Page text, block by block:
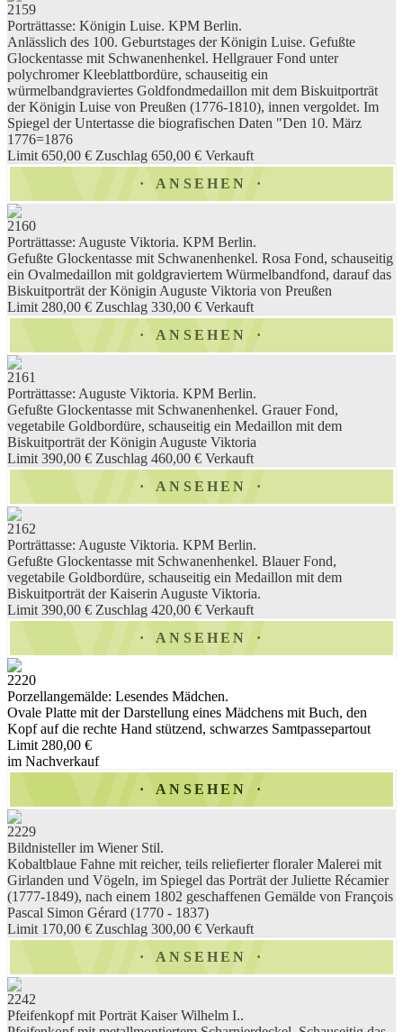
2159
Porträttasse: Königin Luise. KPM Berlin.
Anlässlich des 100. Geburtstages der Königin Luise. Gefußte
Glockentasse mit Schwanenhenkel. Hellgrauer Fond unter
polychromer Kleeblattbordüre, schauseitig ein
würmelbandgraviertes Goldfondmedaillon mit dem Biskuitporträt
der Königin Luise von Preußen (1776-1810), innen vergoldet. Im
Spiegel der Untertasse die biografischen Daten "Den 10. März
1776=1876
Limit 650,00 € Zuschlag 650,00 € Verkauft
ANSEHEN
2160
Porträttasse: Auguste Viktoria. KPM Berlin.
Gefußte Glockentasse mit Schwanenhenkel. Rosa Fond, schauseitig
ein Ovalmedaillon mit goldgraviertem Würmelbandfond, darauf das
Biskuitporträt der Königin Auguste Viktoria von Preußen
Limit 280,00 € Zuschlag 330,00 € Verkauft
ANSEHEN
2161
Porträttasse: Auguste Viktoria. KPM Berlin.
Gefußte Glockentasse mit Schwanenhenkel. Grauer Fond,
vegetabile Goldbordüre, schauseitig ein Medaillon mit dem
Biskuitporträt der Königin Auguste Viktoria
Limit 390,00 € Zuschlag 460,00 € Verkauft
ANSEHEN
2162
Porträttasse: Auguste Viktoria. KPM Berlin.
Gefußte Glockentasse mit Schwanenhenkel. Blauer Fond,
vegetabile Goldbordüre, schauseitig ein Medaillon mit dem
Biskuitporträt der Kaiserin Auguste Viktoria.
Limit 390,00 € Zuschlag 420,00 € Verkauft
ANSEHEN
2220
Porzellangemälde: Lesendes Mädchen.
Ovale Platte mit der Darstellung eines Mädchens mit Buch, den
Kopf auf die rechte Hand stützend, schwarzes Samtpassepartout
Limit 280,00 €
im Nachverkauf
ANSEHEN
2229
Bildnisteller im Wiener Stil.
Kobaltblaue Fahne mit reicher, teils reliefierter floraler Malerei mit
Girlanden und Vögeln, im Spiegel das Porträt der Juliette Récamier
(1777-1849), nach einem 1802 geschaffenen Gemälde von François
Pascal Simon Gérard (1770 - 1837)
Limit 170,00 € Zuschlag 300,00 € Verkauft
ANSEHEN
2242
Pfeifenkopf mit Porträt Kaiser Wilhelm I..